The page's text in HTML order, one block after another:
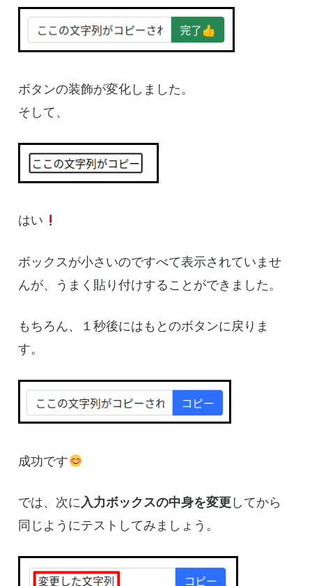
ボタンの装飾が変化しました。
そして、
はい
ボックスが小さいのですべて表示されていませ
んが、うまく貼り付けすることができました。
もちろん、１秒後にはもとのボタンに戻りま
す。
成功です
では、次に入力ボックスの中身を変更 してから
同じようにテストしてみましょう。